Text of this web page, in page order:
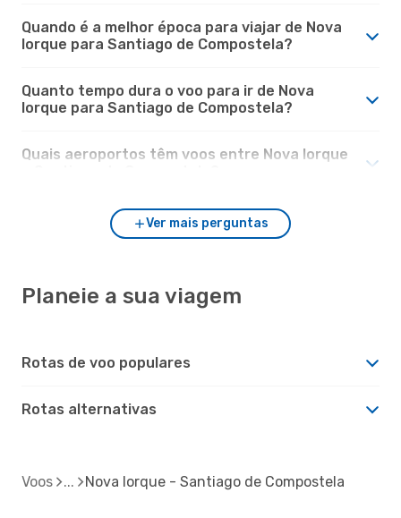
Quando é a melhor época para viajar de Nova
Iorque para Santiago de Compostela?
Quanto tempo dura o voo para ir de Nova
Iorque para Santiago de Compostela?
Quais aeroportos têm voos entre Nova Iorque
Ver mais perguntas
Planeie a sua viagem
Rotas de voo populares
Rotas alternativas
Voos Nova Iorque - Santiago de Compostela